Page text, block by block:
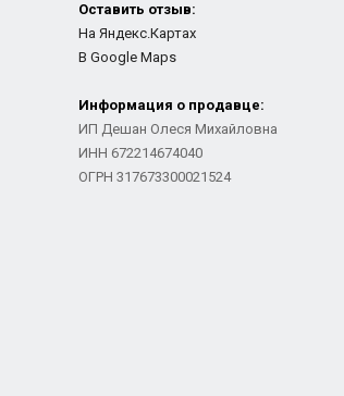
Оставить отзыв:
На Яндекс.Картах
В Google Maps
Информация о продавце:
ИП Дешан Олеся Михайловна
ИНН 672214674040
ОГРН 317673300021524